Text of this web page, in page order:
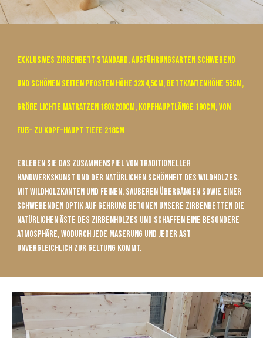
Exklusives Zirbenbett Standard, Ausführungsarten schwebend
und schönen Seiten Pfosten höhe 32x4,5cm, Bettkantenhöhe 55cm,
Größe Lichte Matratzen 180x200cm, Kopfhauptlänge 190cm, von
Fuß- zu Kopf-Haupt tiefe 218cm
Erleben Sie das Zusammenspiel von traditioneller
Handwerkskunst und der natürlichen Schönheit des Wildholzes.
Mit Wildholzkanten und feinen, sauberen Übergängen sowie einer
schwebenden Optik auf Gehrung betonen unsere Zirbenbetten die
natürlichen Äste des Zirbenholzes und schaffen eine besondere
Atmosphäre, wodurch jede Maserung und jeder Ast
unvergleichlich zur Geltung kommt.